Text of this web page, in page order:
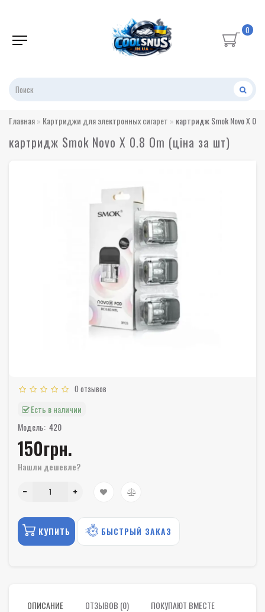
0
Главная Картриджи для электронных сигарет картридж Smok Novo X 0.8
картридж Smok Novo X 0.8 Om (ціна за шт)
0 отзывов
Есть в наличии
Модель: 420
150грн.
Нашли дешевле?
КУПИТЬ БЫСТРЫЙ ЗАКАЗ
ОПИСАНИЕ ОТЗЫВОВ (0) ПОКУПАЮТ ВМЕСТЕ